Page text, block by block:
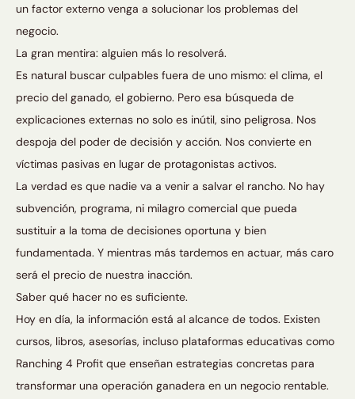
un factor externo venga a solucionar los problemas del
negocio.
La gran mentira: alguien más lo resolverá.
Es natural buscar culpables fuera de uno mismo: el clima, el
precio del ganado, el gobierno. Pero esa búsqueda de
explicaciones externas no solo es inútil, sino peligrosa. Nos
despoja del poder de decisión y acción. Nos convierte en
víctimas pasivas en lugar de protagonistas activos.
La verdad es que nadie va a venir a salvar el rancho. No hay
subvención, programa, ni milagro comercial que pueda
sustituir a la toma de decisiones oportuna y bien
fundamentada. Y mientras más tardemos en actuar, más caro
será el precio de nuestra inacción.
Saber qué hacer no es suficiente.
Hoy en día, la información está al alcance de todos. Existen
cursos, libros, asesorías, incluso plataformas educativas como
Ranching 4 Profit que enseñan estrategias concretas para
transformar una operación ganadera en un negocio rentable.